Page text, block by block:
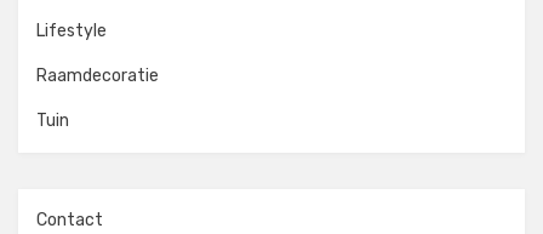
Lifestyle
Raamdecoratie
Tuin
Contact